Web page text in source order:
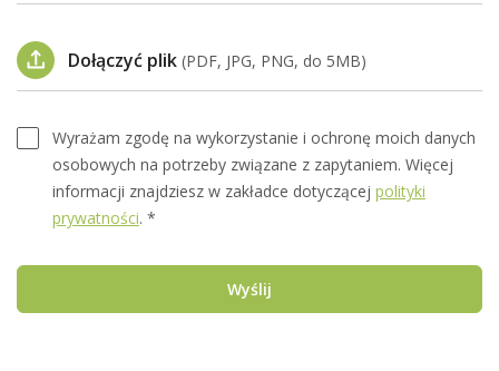
Dołączyć plik (PDF, JPG, PNG, do 5MB)
Wyrażam zgodę na wykorzystanie i ochronę moich danych
osobowych na potrzeby związane z zapytaniem. Więcej
informacji znajdziesz w zakładce dotyczącej polityki
prywatności. *
Wyślij